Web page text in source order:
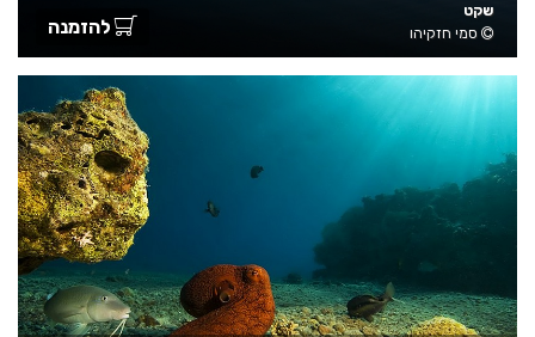
שקט
סמי חזקיהו
להזמנה